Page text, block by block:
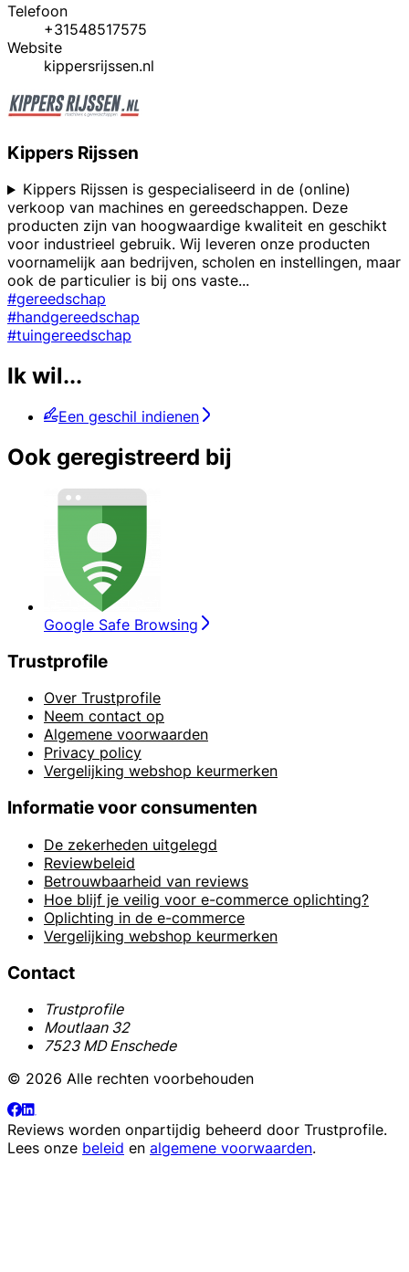
Telefoon
+31548517575
Website
kippersrijssen.nl
Kippers Rijssen
Kippers Rijssen is gespecialiseerd in de (online)
verkoop van machines en gereedschappen. Deze
producten zijn van hoogwaardige kwaliteit en geschikt
voor industrieel gebruik. Wij leveren onze producten
voornamelijk aan bedrijven, scholen en instellingen, maar
ook de particulier is bij ons vaste...
#gereedschap
#handgereedschap
#tuingereedschap
Ik wil...
Een geschil indienen
Ook geregistreerd bij
Google Safe Browsing
Trustprofile
Over Trustprofile
Neem contact op
Algemene voorwaarden
Privacy policy
Vergelijking webshop keurmerken
Informatie voor consumenten
De zekerheden uitgelegd
Reviewbeleid
Betrouwbaarheid van reviews
Hoe blijf je veilig voor e-commerce oplichting?
Oplichting in de e-commerce
Vergelijking webshop keurmerken
Contact
Trustprofile
Moutlaan 32
7523 MD Enschede
© 2026 Alle rechten voorbehouden
Reviews worden onpartijdig beheerd door Trustprofile.
Lees onze beleid en algemene voorwaarden.